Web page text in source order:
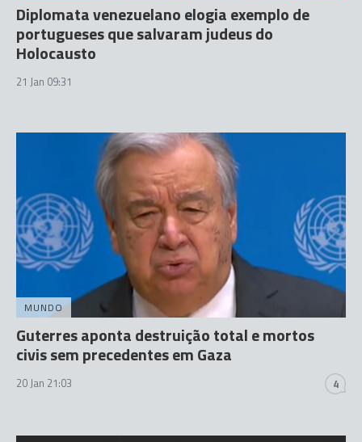
Diplomata venezuelano elogia exemplo de
portugueses que salvaram judeus do
Holocausto
21 Jan 09:31
MUNDO
Guterres aponta destruição total e mortos
civis sem precedentes em Gaza
20 Jan 21:03 4